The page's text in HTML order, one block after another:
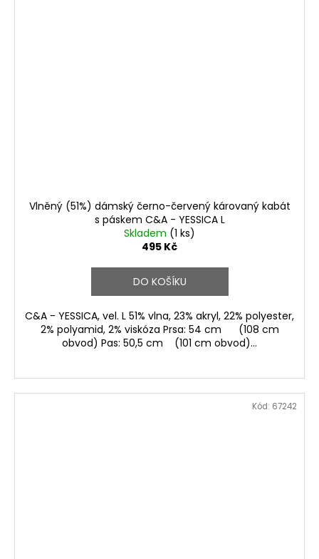
Vlněný (51%) dámský černo-červený károvaný kabát
s páskem C&A - YESSICA L
Skladem (1 ks)
495 Kč
DO KOŠÍKU
C&A - YESSICA, vel. L 51% vlna, 23% akryl, 22% polyester,
2% polyamid, 2% viskóza Prsa: 54 cm (108 cm
obvod) Pas: 50,5 cm (101 cm obvod)...
Kód: 67242